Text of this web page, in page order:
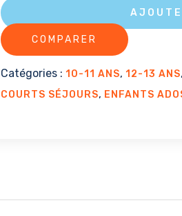
SAVOYARD
-
MONTAGNE
COMPARER
Catégories : 10-11 ANS, 12-13 ANS,
COURTS SÉJOURS, ENFANTS